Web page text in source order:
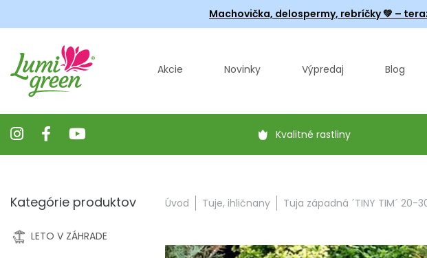
Machovička, delospermy, rebríčky💚 –
Akcie Novinky Výpredaj Blog
Kvalitné rastliny
Úvod Tuje, ihličnany Tuja západná ´TINY TIM´ 20-
Kategórie produktov
LETO V ZÁHRADE